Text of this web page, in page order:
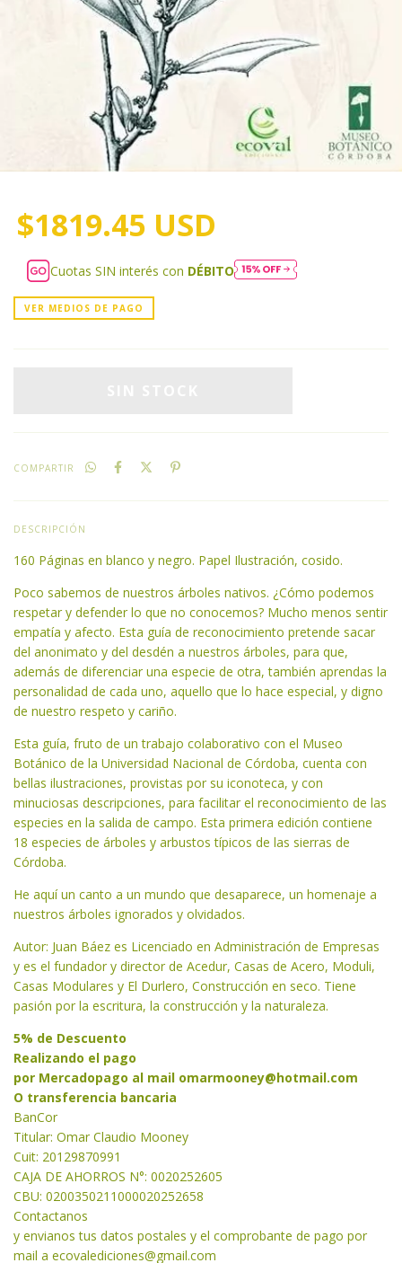
$1819.45 USD
Cuotas SIN interés con DÉBITO
VER MEDIOS DE PAGO
COMPARTIR
DESCRIPCIÓN
160 Páginas en blanco y negro. Papel Ilustración, cosido.
Poco sabemos de nuestros árboles nativos. ¿Cómo podemos
respetar y defender lo que no conocemos? Mucho menos sentir
empatía y afecto. Esta guía de reconocimiento pretende sacar
del anonimato y del desdén a nuestros árboles, para que,
además de diferenciar una especie de otra, también aprendas la
personalidad de cada uno, aquello que lo hace especial, y digno
de nuestro respeto y cariño.
Esta guía, fruto de un trabajo colaborativo con el Museo
Botánico de la Universidad Nacional de Córdoba, cuenta con
bellas ilustraciones, provistas por su iconoteca, y con
minuciosas descripciones, para facilitar el reconocimiento de las
especies en la salida de campo. Esta primera edición contiene
18 especies de árboles y arbustos típicos de las sierras de
Córdoba.
He aquí un canto a un mundo que desaparece, un homenaje a
nuestros árboles ignorados y olvidados.
Autor: Juan Báez es Licenciado en Administración de Empresas
y es el fundador y director de Acedur, Casas de Acero, Moduli,
Casas Modulares y El Durlero, Construcción en seco. Tiene
pasión por la escritura, la construcción y la naturaleza.
5% de Descuento
Realizando el pago
por Mercadopago al mail omarmooney@hotmail.com
O transferencia bancaria
BanCor
Titular: Omar Claudio Mooney
Cuit: 20129870991
CAJA DE AHORROS N°: 0020252605
CBU: 0200350211000020252658
Contactanos
y envianos tus datos postales y el comprobante de pago por
mail a ecovalediciones@gmail.com